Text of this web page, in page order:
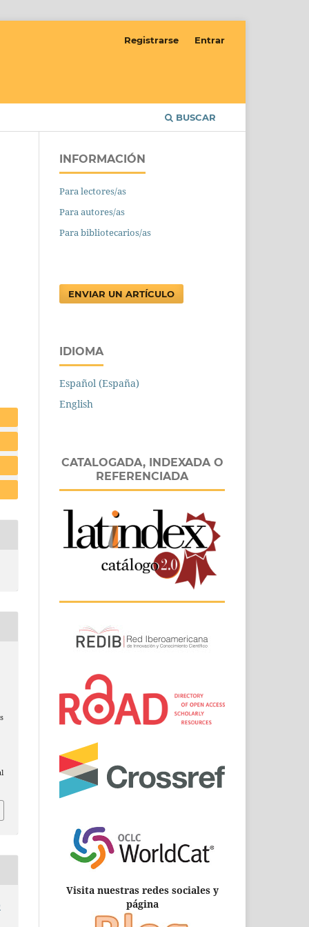
BUSCAR
Registrarse Entrar
INFORMACIÓN
Para lectores/as
Para autores/as
Para bibliotecarios/as
ENVIAR UN ARTÍCULO
IDIOMA
Español (España)
English
CATALOGADA, INDEXADA O
REFERENCIADA
Visita nuestras redes sociales y
página